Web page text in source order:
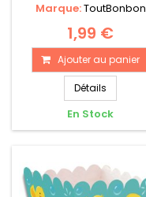
Marque:ToutBonbon
1,99 €
Ajouter au panier
Détails
En Stock